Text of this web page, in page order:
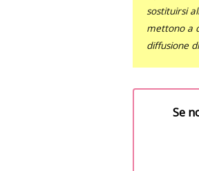
sostituirsi
mettono a
diffusione
Se